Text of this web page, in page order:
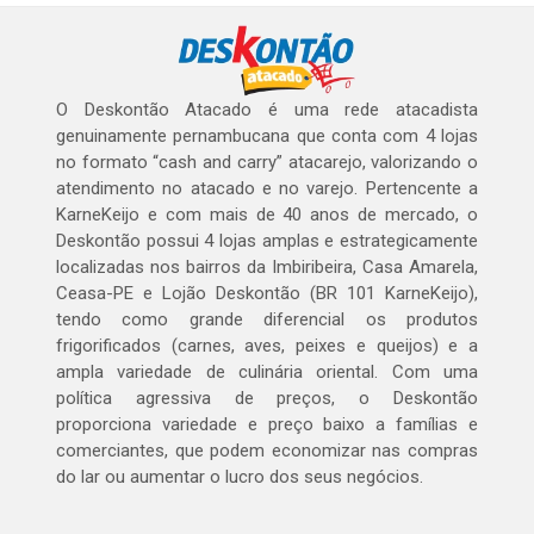
O Deskontão Atacado é uma rede atacadista
genuinamente pernambucana que conta com 4 lojas
no formato “cash and carry” atacarejo, valorizando o
atendimento no atacado e no varejo. Pertencente a
KarneKeijo e com mais de 40 anos de mercado, o
Deskontão possui 4 lojas amplas e estrategicamente
localizadas nos bairros da Imbiribeira, Casa Amarela,
Ceasa-PE e Lojão Deskontão (BR 101 KarneKeijo),
tendo como grande diferencial os produtos
frigorificados (carnes, aves, peixes e queijos) e a
ampla variedade de culinária oriental. Com uma
política agressiva de preços, o Deskontão
proporciona variedade e preço baixo a famílias e
comerciantes, que podem economizar nas compras
do lar ou aumentar o lucro dos seus negócios.